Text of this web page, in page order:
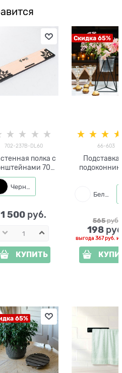
702-237B-DL60
полка с
702-
DL60 металл,
длина 60см
1 500 руб.
КУПИТЬ
Скидка 65%
66-603
Подставка
подоконник
d=12см
565 руб.
198
выгода367 руб.
65%